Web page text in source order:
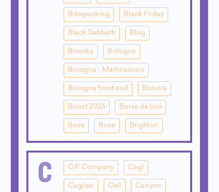
Bikepacking Black Friday
Black Sabbath Blog
Bluesky Bologna
Bologna - Martinsicuro
Bologna front end Bonora
Boost 2026 Borse da bici
Bosa Boxe Brighton
C C.P. Company Cagl
Cagliari Call Canyon